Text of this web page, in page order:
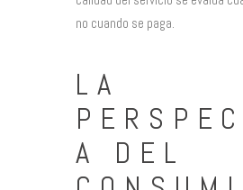
no cuando se paga.
LA
A DEL